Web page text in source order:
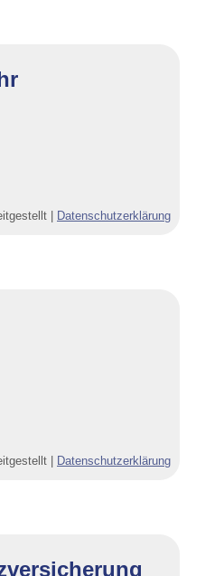
| Datenschutzerklärung
| Datenschutzerklärung